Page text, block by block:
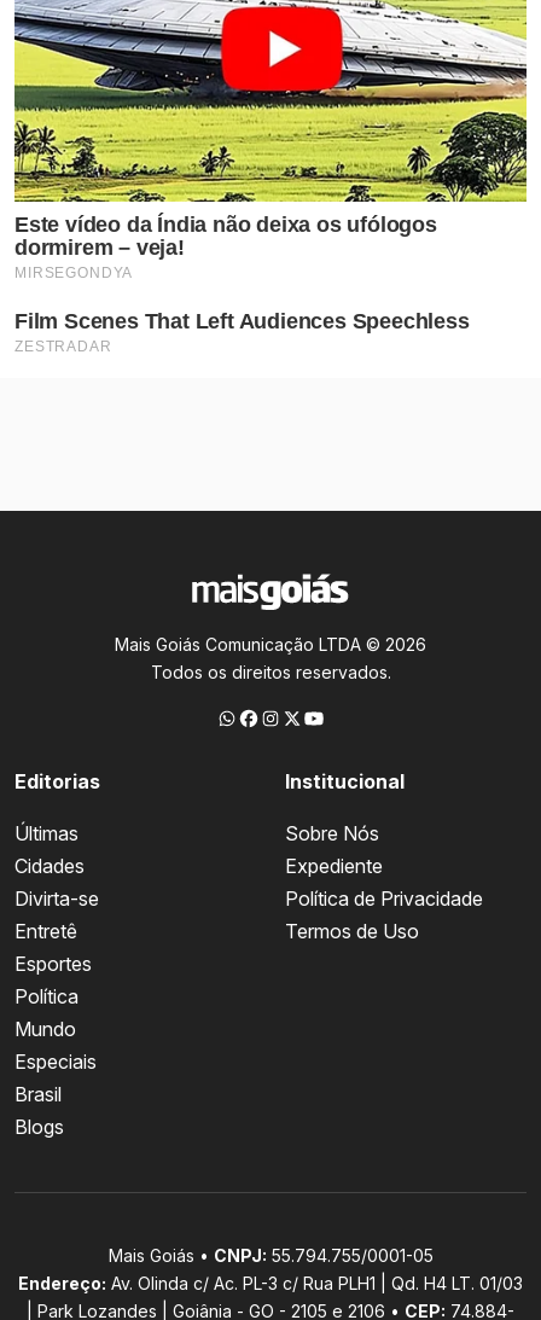
Mais Goiás Comunicação LTDA © 2026
Todos os direitos reservados.
Editorias
Últimas
Cidades
Divirta-se
Entretê
Esportes
Política
Mundo
Especiais
Brasil
Blogs
Institucional
Sobre Nós
Expediente
Política de Privacidade
Termos de Uso
Mais Goiás • CNPJ: 55.794.755/0001-05
Endereço: Av. Olinda c/ Ac. PL-3 c/ Rua PLH1 | Qd. H4 LT. 01/03
| Park Lozandes | Goiânia - GO - 2105 e 2106 • CEP: 74.884-